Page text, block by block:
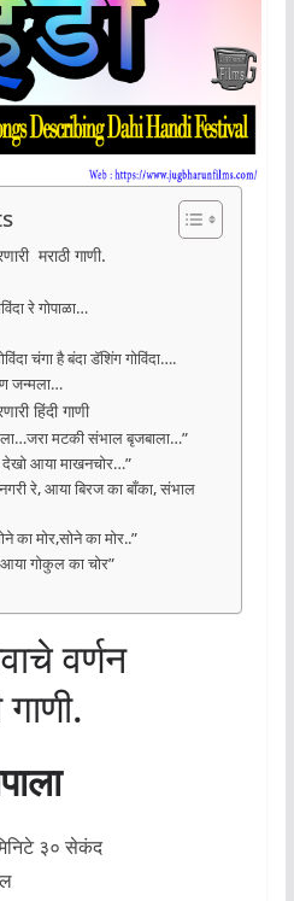
मराठी गाणी.
रे गोपाळा…
चंगा है बंदा डॅशिंग गोविंदा….
जन्मला…
हिंदी गाणी
मटकी संभाल बृजबाला…”
देखो आया माखनचोर…”
रे, आया बिरज का बाँका, संभाल
का मोर,सोने का मोर..”
गोकुल का चोर”
वर्णन
३० सेकंद